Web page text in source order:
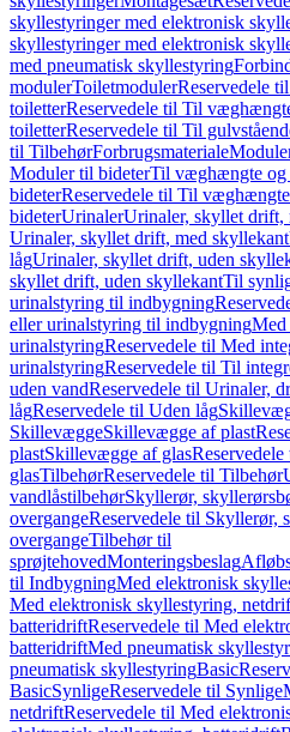
skyllestyringer med elektronisk
skyllestyringer med elektronisk
med pneumatisk skyllestyring
modulerToiletmodulerReservedele
toiletterReservedele til Til
toiletterReservedele til Til
til TilbehørForbrugsmateriale
Moduler til bideterTil væghængte og
bideterReservedele til Til
bideterUrinalerUrinaler, skyllet drift,
Urinaler, skyllet drift, med skyllekant
lågUrinaler, skyllet drift, uden
skyllet drift, uden skyllekantTil
urinalstyring til indbygning
eller urinalstyring til indbygningMed
urinalstyringReservedele til Med
urinalstyringReservedele til Til
uden vandReservedele til Urinaler,
lågReservedele til Uden låg
SkillevæggeSkillevægge af plast
plastSkillevægge af glas
glasTilbehørReservedele til Tilbehør
vandlåstilbehørSkyllerør,
overgangeReservedele til Skyllerør,
overgangeTilbehør til
sprøjtehovedMonteringsbeslag
til IndbygningMed elektronisk
Med elektronisk skyllestyring,
batteridriftReservedele til Med
batteridriftMed pneumatisk
pneumatisk skyllestyringBasic
BasicSynligeReservedele til Synlige
netdriftReservedele til Med